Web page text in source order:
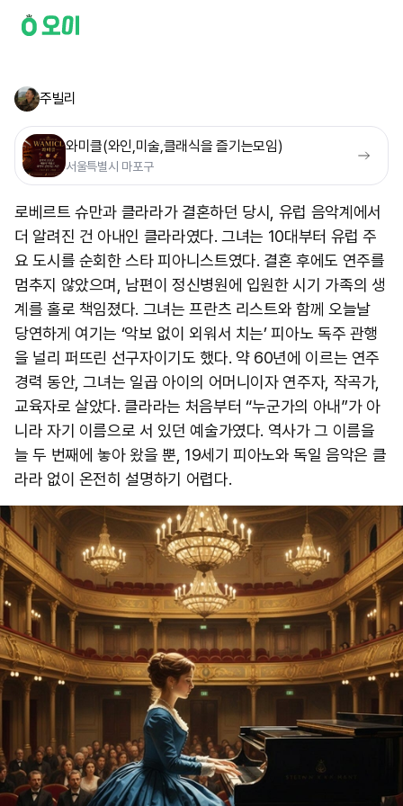
주빌리
와미클(와인,미술,클래식을 즐기는모임)
서울특별시 마포구
로베르트 슈만과 클라라가 결혼하던 당시, 유럽 음악계에서
더 알려진 건 아내인 클라라였다. 그녀는 10대부터 유럽 주
요 도시를 순회한 스타 피아니스트였다. 결혼 후에도 연주를
멈추지 않았으며, 남편이 정신병원에 입원한 시기 가족의 생
계를 홀로 책임졌다. 그녀는 프란츠 리스트와 함께 오늘날
당연하게 여기는 ‘악보 없이 외워서 치는’ 피아노 독주 관행
을 널리 퍼뜨린 선구자이기도 했다. 약 60년에 이르는 연주
경력 동안, 그녀는 일곱 아이의 어머니이자 연주자, 작곡가,
교육자로 살았다. 클라라는 처음부터 “누군가의 아내”가 아
니라 자기 이름으로 서 있던 예술가였다. 역사가 그 이름을
늘 두 번째에 놓아 왔을 뿐, 19세기 피아노와 독일 음악은 클
라라 없이 온전히 설명하기 어렵다.